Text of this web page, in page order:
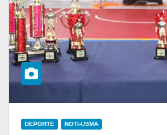
DEPORTE NOTI-USMA